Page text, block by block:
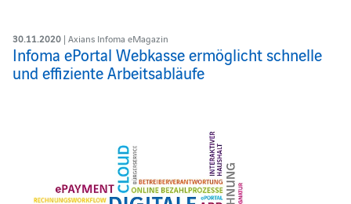
30.11.2020| Axians Infoma eMagazin
Infoma ePortal Webkasse ermöglicht schnelle
und effiziente Arbeitsabläufe